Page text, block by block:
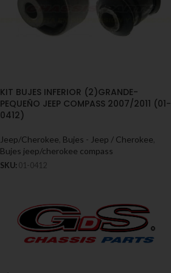
KIT BUJES INFERIOR (2)GRANDE-
PEQUEÑO JEEP COMPASS 2007/2011 (01-
0412)
Jeep/Cherokee Bujes - Jeep / Cherokee
Bujes jeep/cherokee compass
SKU: 01-0412